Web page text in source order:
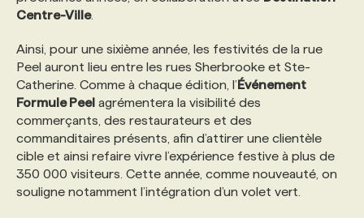
TENDANCES
ÉVÉNEMENTIEL
NOS AUTEUR‧RICES
ANNONCEZ AVEC NOUS
NOS FORMATEUR‧RICES
POURQUOI CHOISIR NOS FORMATIONS
NOS TARIFS
PROGRAMMES DE SUBVENTIONS
NOS EXPERTISES
ANNONCEZ AVEC NOUS
Centre-Ville.
Ainsi, pour une sixième année, les festivités de la rue
Peel auront lieu entre les rues Sherbrooke et Ste-
Catherine. Comme à chaque édition, l’Événement
Formule Peel agrémentera la visibilité des
commerçants, des restaurateurs et des
commanditaires présents, afin d’attirer une clientèle
cible et ainsi refaire vivre l’expérience festive à plus de
350 000 visiteurs. Cette année, comme nouveauté, on
souligne notamment l’intégration d’un volet vert.